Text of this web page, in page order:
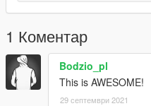
1 Коментар
Bodzio_pl
This is AWESOME!
29 септември 2021